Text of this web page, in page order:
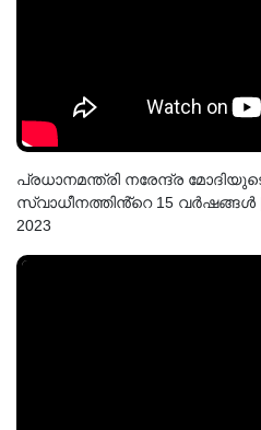
പ്രധാനമന്ത്രി നരേന്ദ്ര
സ്വാധീനത്തിൻ്റെ 15 വർഷങ്ങൾ
2023